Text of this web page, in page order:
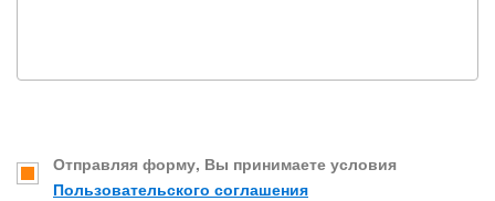
Отправляя форму, Вы принимаете условия
Пользовательского соглашения